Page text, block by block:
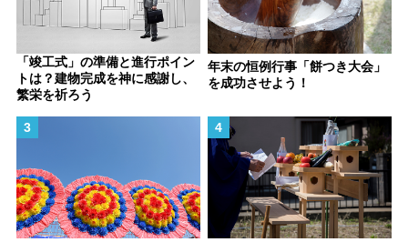
「竣工式」の準備と進行ポイン
トは？建物完成を神に感謝し、
繁栄を祈ろう
年末の恒例行事「餅つき大会」
を成功させよう！